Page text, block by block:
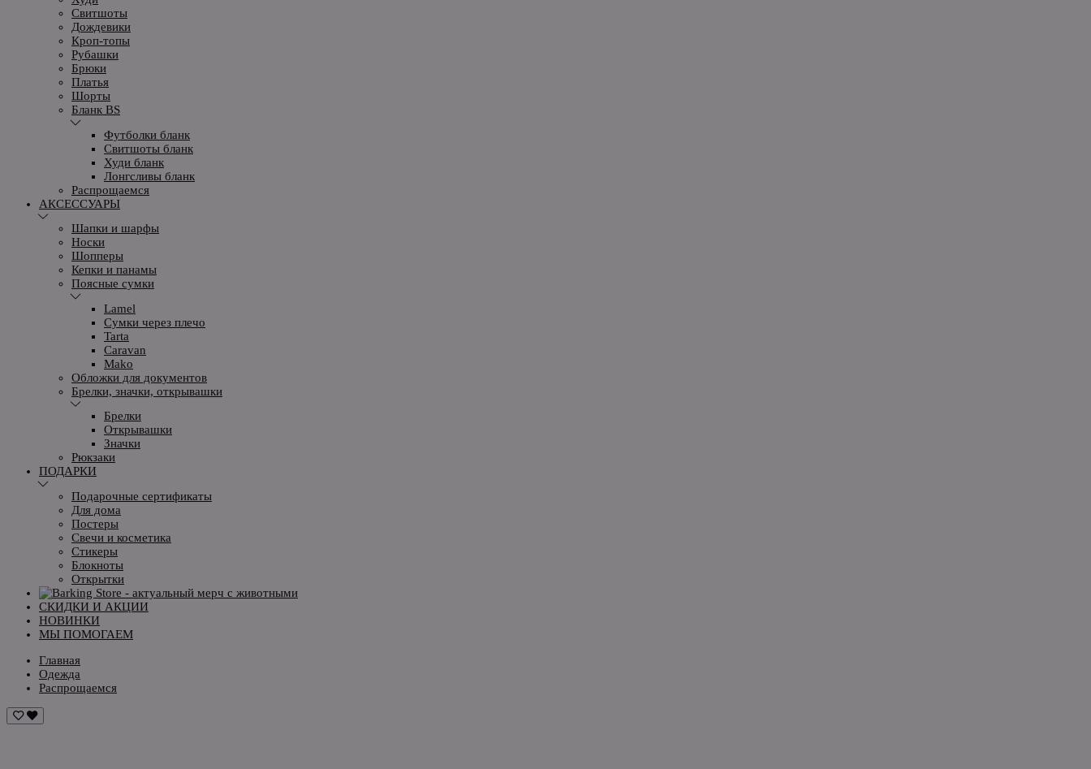
Свитшоты
Дождевики
Кроп-топы
Рубашки
Брюки
Платья
Шорты
Бланк BS
Футболки бланк
Свитшоты бланк
Худи бланк
Лонгсливы бланк
Распрощаемся
АКСЕССУАРЫ
Шапки и шарфы
Носки
Шопперы
Кепки и панамы
Поясные сумки
Lamel
Сумки через плечо
Tarta
Caravan
Mako
Обложки для документов
Брелки, значки, открывашки
Брелки
Открывашки
Значки
Рюкзаки
ПОДАРКИ
Подарочные сертификаты
Для дома
Постеры
Свечи и косметика
Стикеры
Блокноты
Открытки
СКИДКИ И АКЦИИ
НОВИНКИ
МЫ ПОМОГАЕМ
Главная
Одежда
Распрощаемся